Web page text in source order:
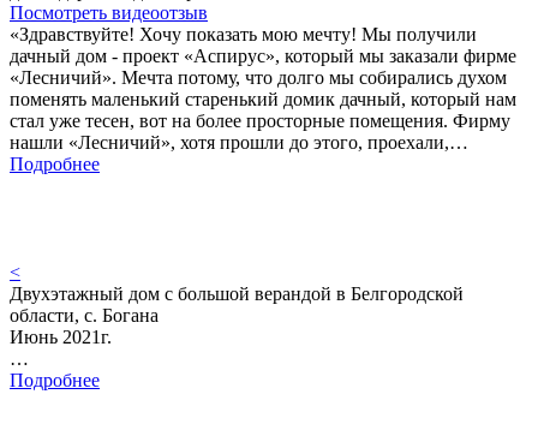
Посмотреть видеоотзыв
«Здравствуйте! Хочу показать мою мечту! Мы получили
дачный дом - проект «Аспирус», который мы заказали фирме
«Лесничий». Мечта потому, что долго мы собирались духом
поменять маленький старенький домик дачный, который нам
стал уже тесен, вот на более просторные помещения. Фирму
нашли «Лесничий», хотя прошли до этого, проехали,…
Подробнее
<
Двухэтажный дом с большой верандой в Белгородской
области, с. Богана
Июнь 2021г.
…
Подробнее